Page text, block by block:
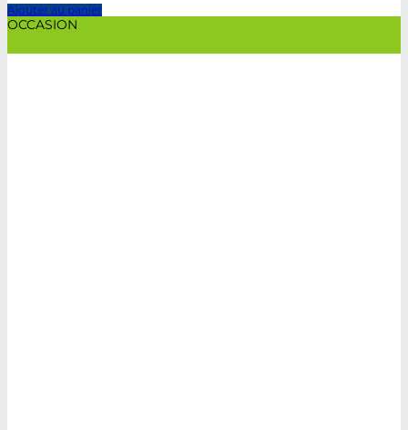
Ajouter au panier
OCCASION